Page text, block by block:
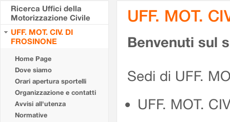
Ricerca Uffici della
Motorizzazione Civile
UFF. MOT. CIV. DI
FROSINONE
Home Page
Dove siamo
Orari apertura sportelli
Organizzazione e contatti
Avvisi all'utenza
Normative
UFF. MOT.
Benvenuti sul
Sedi di UFF.
UFF. MOT.